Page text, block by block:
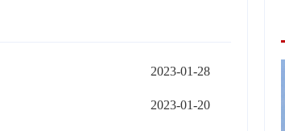
2023-01-28
2023-01-20